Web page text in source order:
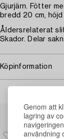
Genom att
lagring av
användning
Gjurjärn. Fötter
bredd 20 cm, höjd
Åldersrelaterat
Skador. Delar
Köpinformation